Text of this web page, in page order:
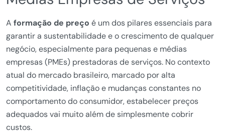
A formação de preço é um dos pilares essenciais para
garantir a sustentabilidade e o crescimento de qualquer
negócio, especialmente para pequenas e médias
empresas (PMEs) prestadoras de serviços. No contexto
atual do mercado brasileiro, marcado por alta
competitividade, inflação e mudanças constantes no
comportamento do consumidor, estabelecer preços
adequados vai muito além de simplesmente cobrir
custos.